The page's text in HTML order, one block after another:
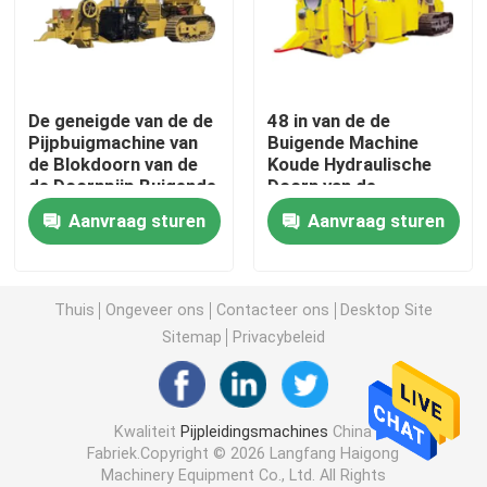
De Buigende Machine van de doornpijp
Kruippakjedrager
Avegaar Boring Machine
Pijp Behandelingsmateriaal
Pijp het Verwarmen Machine
De geneigde van de de
Pijpbuigmachine van
de Blokdoorn van de
de Doornpijp Buigende
Machine voor
Pijpleiding
Aanvraag sturen
48 in van de de
Buigende Machine
Koude Hydraulische
Doorn van de
Doornpijp de
Pijpbuigmachine
Aanvraag sturen
Thuis Ongeveer ons Contacteer ons
Desktop Site
Sitemap
Privacybeleid
Kwaliteit Pijpleidingsmachines China
Fabriek.Copyright © 2026 Langfang Haigong
Machinery Equipment Co., Ltd. All Rights